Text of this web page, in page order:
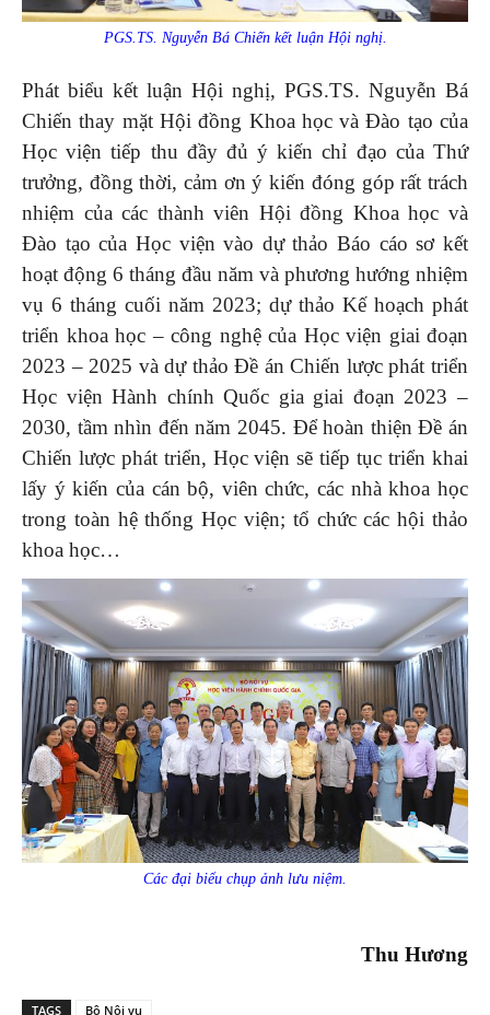
PGS.TS. Nguyễn Bá Chiến kết luận Hội nghị.
Phát biểu kết luận Hội nghị, PGS.TS. Nguyễn Bá
Chiến thay mặt Hội đồng Khoa học và Đào tạo của
Học viện tiếp thu đầy đủ ý kiến chỉ đạo của Thứ
trưởng, đồng thời, cảm ơn ý kiến đóng góp rất trách
nhiệm của các thành viên Hội đồng Khoa học và
Đào tạo của Học viện vào dự thảo Báo cáo sơ kết
hoạt động 6 tháng đầu năm và phương hướng nhiệm
vụ 6 tháng cuối năm 2023; dự thảo Kế hoạch phát
triển khoa học – công nghệ của Học viện giai đoạn
2023 – 2025 và dự thảo Đề án Chiến lược phát triển
Học viện Hành chính Quốc gia giai đoạn 2023 –
2030, tầm nhìn đến năm 2045. Để hoàn thiện Đề án
Chiến lược phát triển, Học viện sẽ tiếp tục triển khai
lấy ý kiến của cán bộ, viên chức, các nhà khoa học
trong toàn hệ thống Học viện; tổ chức các hội thảo
khoa học…
Các đại biểu chụp ảnh lưu niệm.
Thu Hương
TAGS Bộ Nội vụ